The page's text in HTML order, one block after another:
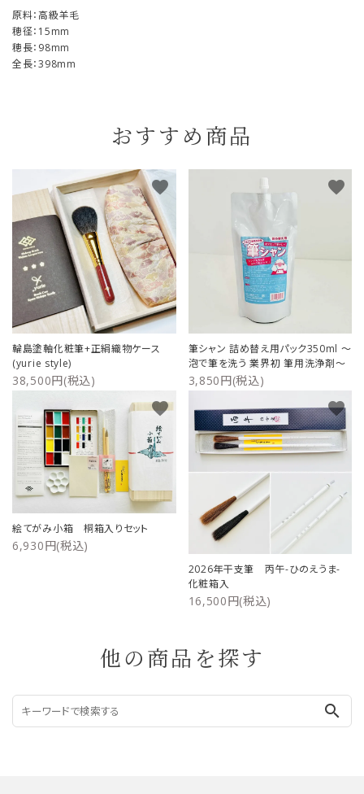
原料：高級羊毛
穂径：15mm
穂長：98mm
全長：398mm
おすすめ商品
輪島塗軸化粧筆+正絹織物ケース
(yurie style)
38,500円(税込)
favorite
筆シャン 詰め替え用パック350ml ～
泡で筆を洗う 業界初 筆用洗浄剤～
3,850円(税込)
favorite
絵てがみ小箱 桐箱入りセット
6,930円(税込)
favorite
2026年干支筆 丙午-ひのえうま-
化粧箱入
16,500円(税込)
favorite
他の商品を探す
search